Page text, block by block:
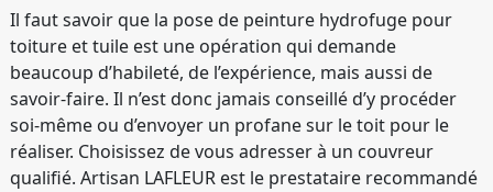
Il faut savoir que la pose de peinture hydrofuge pour
toiture et tuile est une opération qui demande
beaucoup d’habileté, de l’expérience, mais aussi de
savoir-faire. Il n’est donc jamais conseillé d’y procéder
soi-même ou d’envoyer un profane sur le toit pour le
réaliser. Choisissez de vous adresser à un couvreur
qualifié. Artisan LAFLEUR est le prestataire recommandé